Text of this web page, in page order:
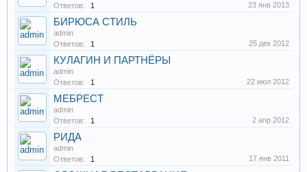
Ответов:
1 23 янв 2013
БИРЮСА СТИЛЬ
admin
Ответов:
1 25 дек 2012
КУЛАГИН И ПАРТНЁРЫ
admin
Ответов:
1 22 июл 2012
МЕБРЕСТ
admin
Ответов:
1 2 апр 2012
РИДА
admin
Ответов:
1 17 янв 2011